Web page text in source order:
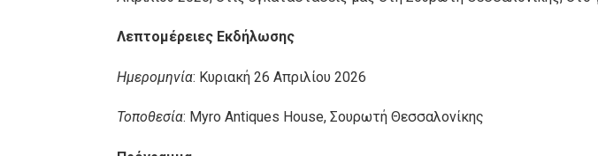
Λεπτομέρειες Εκδήλωσης
Ημερομηνία: Κυριακή 26 Απριλίου 2026
Τοποθεσία: Myro Antiques House, Σουρωτή Θεσσαλονίκης